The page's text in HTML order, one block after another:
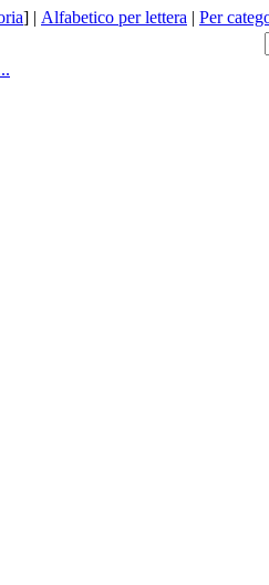
] | Alfabetico per lettera | Per